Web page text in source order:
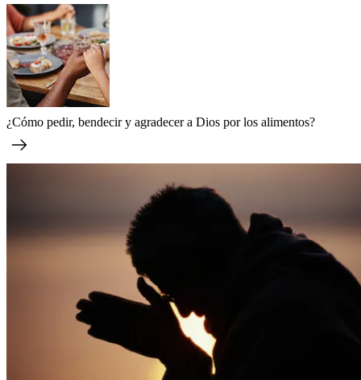
¿Cómo pedir, bendecir y agradecer a Dios por los alimentos?